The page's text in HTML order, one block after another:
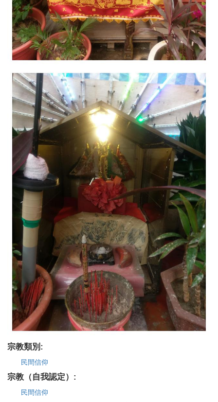
宗教類別:
民間信仰
宗教（自我認定）:
民間信仰